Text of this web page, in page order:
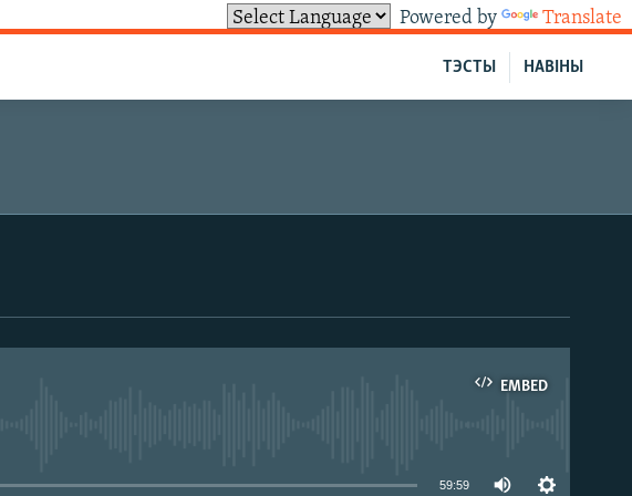
Powered by Translate
НАВІНЫ
ТЭСТЫ
EMBED
59:59